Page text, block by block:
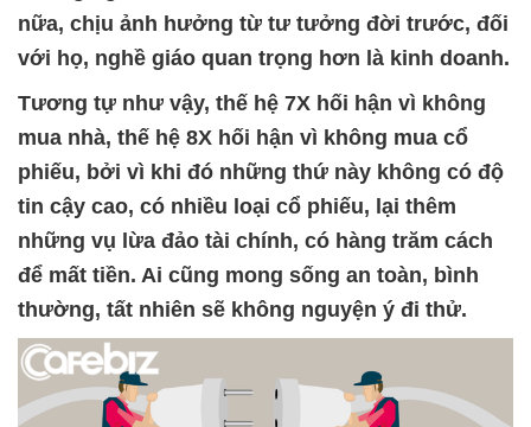
nữa, chịu ảnh hưởng từ tư tưởng đời trước, đối
với họ, nghề giáo quan trọng hơn là kinh doanh.
Tương tự như vậy, thế hệ 7X hối hận vì không
mua nhà, thế hệ 8X hối hận vì không mua cổ
phiếu, bởi vì khi đó những thứ này không có độ
tin cậy cao, có nhiều loại cổ phiếu, lại thêm
những vụ lừa đảo tài chính, có hàng trăm cách
để mất tiền. Ai cũng mong sống an toàn, bình
thường, tất nhiên sẽ không nguyện ý đi thử.